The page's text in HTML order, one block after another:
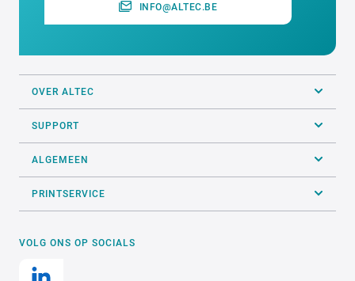
INFO@ALTEC.BE
OVER ALTEC
SUPPORT
ALGEMEEN
PRINTSERVICE
VOLG ONS OP SOCIALS